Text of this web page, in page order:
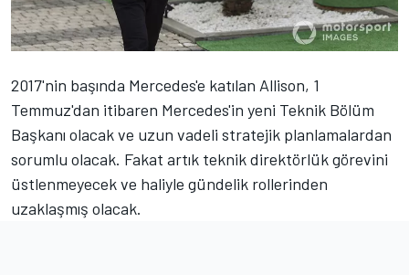
2017'nin başında Mercedes'e katılan Allison, 1
Temmuz'dan itibaren Mercedes'in yeni Teknik Bölüm
Başkanı olacak ve uzun vadeli stratejik planlamalardan
sorumlu olacak. Fakat artık teknik direktörlük görevini
üstlenmeyecek ve haliyle gündelik rollerinden
uzaklaşmış olacak.